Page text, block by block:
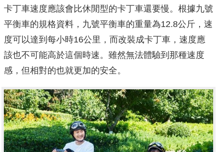
卡丁車速度應該會比休閒型的卡丁車還要慢。根據九號
平衡車的規格資料，九號平衡車的重量為12.8公斤，速
度可以達到每小時16公里，而改裝成卡丁車，速度應
該也不可能高於這個時速。雖然無法體驗到那種速度
感，但相對的也就更加的安全。